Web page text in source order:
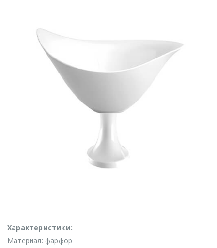
Характеристики:
Материал: фарфор